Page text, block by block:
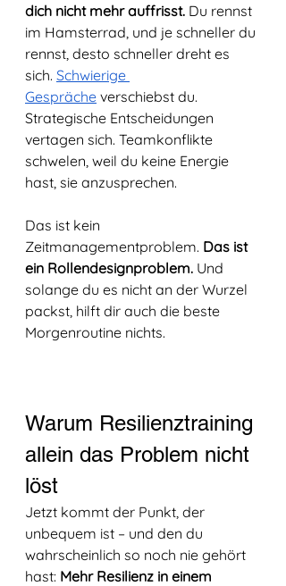
dich nicht mehr auffrisst. Du rennst
im Hamsterrad, und je schneller du
rennst, desto schneller dreht es
sich. Schwierige
Gespräche verschiebst du.
Strategische Entscheidungen
vertagen sich. Teamkonflikte
schwelen, weil du keine Energie
hast, sie anzusprechen.
Das ist kein
Zeitmanagementproblem. Das ist
ein Rollendesignproblem. Und
solange du es nicht an der Wurzel
packst, hilft dir auch die beste
Morgenroutine nichts.
Warum Resilienztraining
allein das Problem nicht
löst
Jetzt kommt der Punkt, der
unbequem ist – und den du
wahrscheinlich so noch nie gehört
hast: Mehr Resilienz in einem